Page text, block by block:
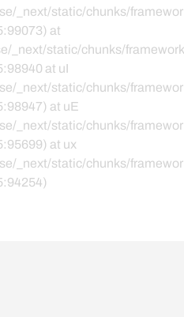
_next/static/chunks/
at
_next/static/chunks/
at uI
_next/static/chunks/
at uE
_next/static/chunks/
at ux
_next/static/chunks/